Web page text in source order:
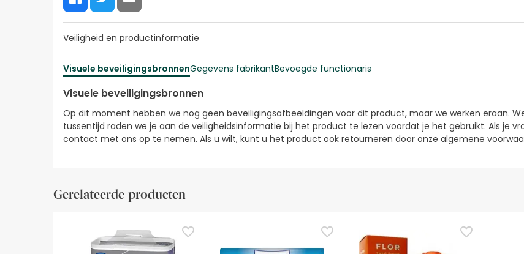
Veiligheid en productinformatie
Visuele beveiligingsbronnenGegevens fabrikantBevoegde functionaris
Visuele beveiligingsbronnen
Op dit moment hebben we nog geen beveiligingsafbeeldingen voor dit product, maar we werken eraan.
tussentijd raden we je aan de veiligheidsinformatie bij het product te lezen voordat je het gebruikt. Als je
contact met ons op te nemen. Als u wilt, kunt u het product ook retourneren door onze algemene
Gerelateerde producten